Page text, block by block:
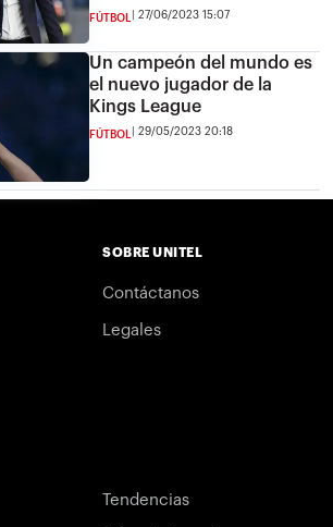
FÚTBOL 27/06/2023 15:07
Un campeón del mundo es
el nuevo jugador de la
Kings League
FÚTBOL 29/05/2023 20:18
SOBRE UNITEL
Contáctanos
Legales
Tendencias